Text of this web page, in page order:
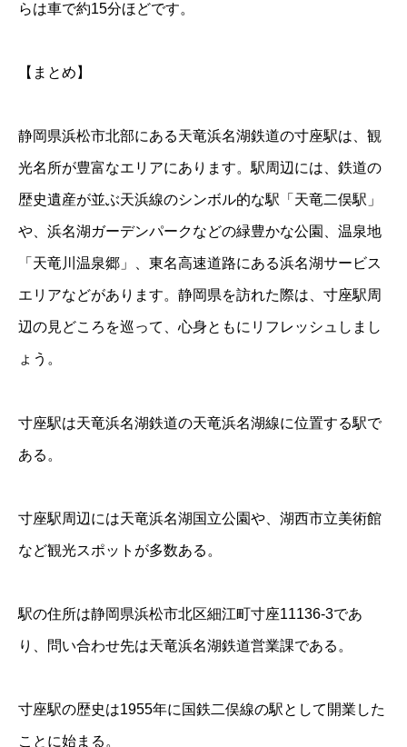
らは車で約15分ほどです。
【まとめ】
静岡県浜松市北部にある天竜浜名湖鉄道の寸座駅は、観
光名所が豊富なエリアにあります。駅周辺には、鉄道の
歴史遺産が並ぶ天浜線のシンボル的な駅「天竜二俣駅」
や、浜名湖ガーデンパークなどの緑豊かな公園、温泉地
「天竜川温泉郷」、東名高速道路にある浜名湖サービス
エリアなどがあります。静岡県を訪れた際は、寸座駅周
辺の見どころを巡って、心身ともにリフレッシュしまし
ょう。
寸座駅は天竜浜名湖鉄道の天竜浜名湖線に位置する駅で
ある。
寸座駅周辺には天竜浜名湖国立公園や、湖西市立美術館
など観光スポットが多数ある。
駅の住所は静岡県浜松市北区細江町寸座11136-3であ
り、問い合わせ先は天竜浜名湖鉄道営業課である。
寸座駅の歴史は1955年に国鉄二俣線の駅として開業した
ことに始まる。